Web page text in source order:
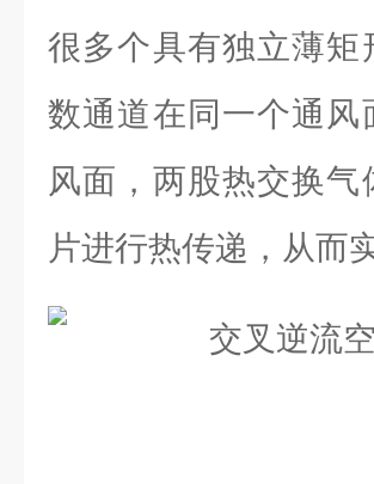
很多个具有独立薄
数通道在同一个通
风面，两股热交换
片进行热传递，从而